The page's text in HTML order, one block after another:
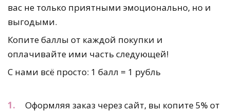
вас не только приятными эмоционально, но и
выгодыми.
Копите баллы от каждой покупки и
оплачивайте ими часть следующей!
С нами всё просто: 1 балл = 1 рубль
Оформляя заказ через сайт, вы копите 5% от